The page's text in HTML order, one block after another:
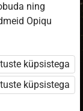
ning
Opiqu
küpsistega
küpsistega